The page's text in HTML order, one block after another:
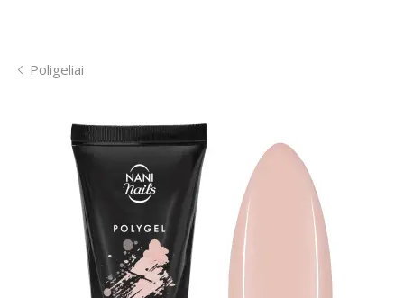
Poligeliai